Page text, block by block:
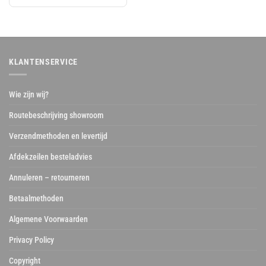
€ 11,61.
€ 9,67.
KLANTENSERVICE
Wie zijn wij?
Routebeschrijving showroom
Verzendmethoden en levertijd
Afdekzeilen besteladvies
Annuleren – retourneren
Betaalmethoden
Algemene Voorwaarden
Privacy Policy
Copyright